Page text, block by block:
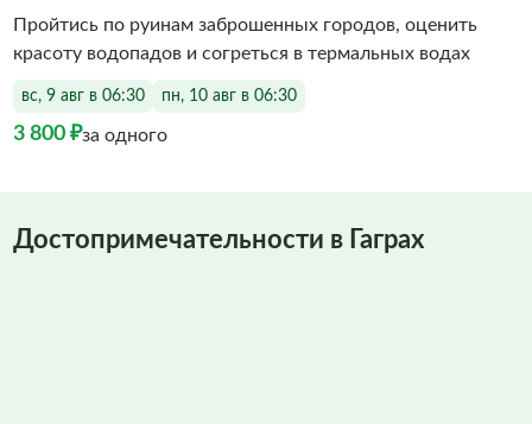
Пройтись по руинам заброшенных городов, оценить
красоту водопадов и согреться в термальных водах
вс, 9 авг в 06:30 пн, 10 авг в 06:30
3 800 ₽за одного
Достопримечательности в Гаграх